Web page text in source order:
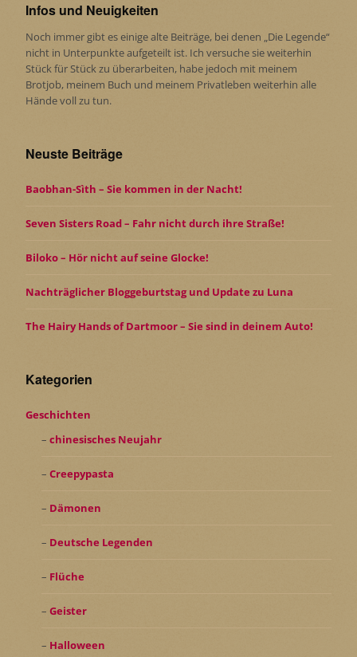
Infos und Neuigkeiten
Noch immer gibt es einige alte Beiträge, bei denen „Die Legende“
nicht in Unterpunkte aufgeteilt ist. Ich versuche sie weiterhin
Stück für Stück zu überarbeiten, habe jedoch mit meinem
Brotjob, meinem Buch und meinem Privatleben weiterhin alle
Hände voll zu tun.
Neuste Beiträge
Baobhan-Sìth – Sie kommen in der Nacht!
Seven Sisters Road – Fahr nicht durch ihre Straße!
Biloko – Hör nicht auf seine Glocke!
Nachträglicher Bloggeburtstag und Update zu Luna
The Hairy Hands of Dartmoor – Sie sind in deinem Auto!
Kategorien
Geschichten
chinesisches Neujahr
Creepypasta
Dämonen
Deutsche Legenden
Flüche
Geister
Halloween